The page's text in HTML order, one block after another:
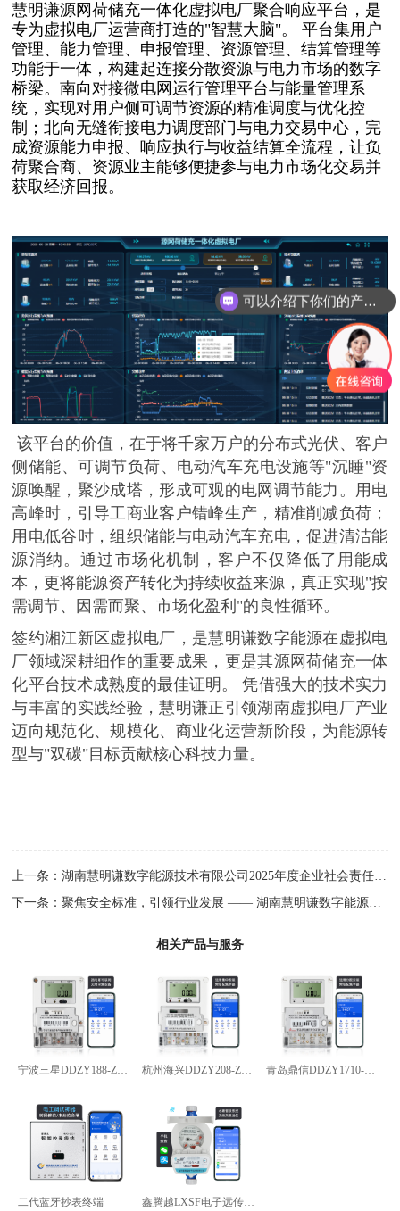
慧明谦源网荷储充一体化虚拟电厂聚合响应平台，是
专为虚拟电厂运营商打造的"智慧大脑"。
平台集用户
管理、能力管理、申报管理、资源管理、结算管理等
功能于一体，构建起连接分散资源与电力市场的数字
桥梁。南向对接微电网运行管理平台与能量管理系
统，实现对用户侧可调节资源的精准调度与优化控
制；北向无缝衔接电力调度部门与电力交易中心，完
成资源能力申报、响应执行与收益结算全流程，让负
荷聚合商、资源业主能够便捷参与电力市场化交易并
获取经济回报。
该平台的价值，在于将千家万户的分布式光伏、客户
侧储能、可调节负荷、电动汽车充电设施等"沉睡"资
源唤醒，聚沙成塔，形成可观的电网调节能力。用电
高峰时，引导工商业客户错峰生产，精准削减负荷；
用电低谷时，组织储能与电动汽车充电，促进清洁能
源消纳。通过市场化机制，客户不仅降低了用能成
本，更将能源资产转化为持续收益来源，真正实现"按
需调节、因需而聚、市场化盈利"的良性循环。
签约湘江新区虚拟电厂，是慧明谦数字能源在虚拟电
厂领域深耕细作的重要成果，更是其源网荷储充一体
化平台技术成熟度的最佳证明。
凭借强大的技术实力
与丰富的实践经验，慧明谦正引领湖南虚拟电厂产业
迈向规范化、规模化、商业化运营新阶段，为能源转
型与"双碳"目标贡献核心科技力量。
上一条：湖南慧明谦数字能源技术有限公司2025年度企业社会责任
下一条：聚焦安全标准，引领行业发展 —— 湖南慧明谦数字能源参与
相关产品与服务
宁波三星DDZY188-Z型4G通讯智能电能表杭州海兴DDZY208-Z型RS485通讯智能电能表
青岛鼎信DDZY1710-Z型单
二代蓝牙抄表终端 鑫腾越LXSF电子远传智能水表
可以介绍下你们的产品么